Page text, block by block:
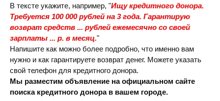
В тексте укажите, например, "Ищу кредитного донора.
Требуется 100 000 рублей на 3 года. Гарантирую
возврат средств ... рублей ежемесячно со своей
зарплаты ... р. в месяц."
Напишите как можно более подробно, что именно вам
нужно и как гарантируете возврат денег. Можете указать
свой телефон для кредитного донора.
Мы разместим объявление на официальном сайте
поиска кредитного донора в вашем городе.